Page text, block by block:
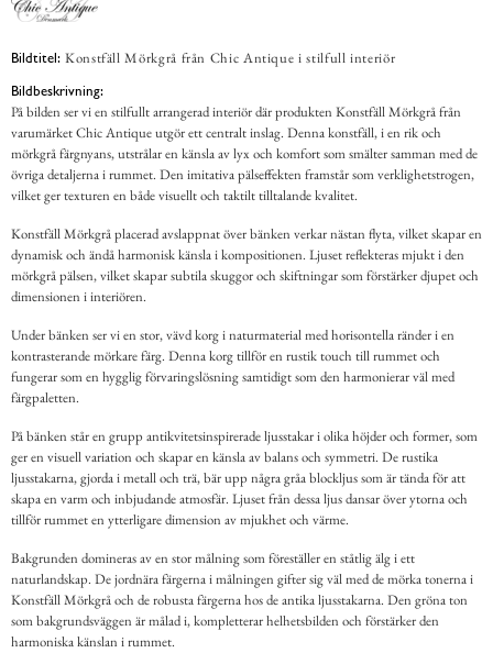
Bildtitel: Konstfäll Mörkgrå från Chic Antique i stilfull interiör
Bildbeskrivning:
På bilden ser vi en stilfullt arrangerad interiör där produkten Konstfäll Mörkgrå från
varumärket Chic Antique utgör ett centralt inslag. Denna konstfäll, i en rik och
mörkgrå färgnyans, utstrålar en känsla av lyx och komfort som smälter samman med de
övriga detaljerna i rummet. Den imitativa pälseffekten framstår som verklighetstrogen,
vilket ger texturen en både visuellt och taktilt tilltalande kvalitet.
Konstfäll Mörkgrå placerad avslappnat över bänken verkar nästan flyta, vilket skapar en
dynamisk och ändå harmonisk känsla i kompositionen. Ljuset reflekteras mjukt i den
mörkgrå pälsen, vilket skapar subtila skuggor och skiftningar som förstärker djupet och
dimensionen i interiören.
Under bänken ser vi en stor, vävd korg i naturmaterial med horisontella ränder i en
kontrasterande mörkare färg. Denna korg tillför en rustik touch till rummet och
fungerar som en hygglig förvaringslösning samtidigt som den harmonierar väl med
färgpaletten.
På bänken står en grupp antikvitetsinspirerade ljusstakar i olika höjder och former, som
ger en visuell variation och skapar en känsla av balans och symmetri. De rustika
ljusstakarna, gjorda i metall och trä, bär upp några gråa blockljus som är tända för att
skapa en varm och inbjudande atmosfär. Ljuset från dessa ljus dansar över ytorna och
tillför rummet en ytterligare dimension av mjukhet och värme.
Bakgrunden domineras av en stor målning som föreställer en ståtlig älg i ett
naturlandskap. De jordnära färgerna i målningen gifter sig väl med de mörka tonerna i
Konstfäll Mörkgrå och de robusta färgerna hos de antika ljusstakarna. Den gröna ton
som bakgrundsväggen är målad i, kompletterar helhetsbilden och förstärker den
harmoniska känslan i rummet.